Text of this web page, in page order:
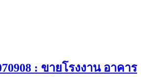
: ขายโรงงาน อาคาร